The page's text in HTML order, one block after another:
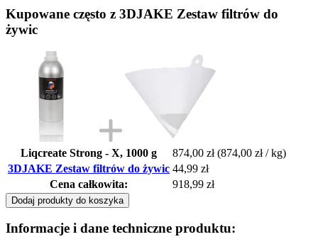
Kupowane często z 3DJAKE Zestaw filtrów do
żywic
Liqcreate Strong - X, 1000 g 874,00 zł (874,00 zł / kg)
3DJAKE Zestaw filtrów do żywic 44,99 zł
Cena całkowita:
918,99 zł
Dodaj produkty do koszyka
Informacje i dane techniczne produktu: